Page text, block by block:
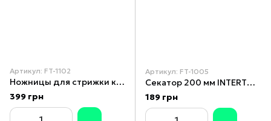
Артикул: FT-1102
Ножницы для стрижки кустарников 584 мм с волнистыми лезвиями INTERTOOL FT-1102
399 грн
Артикул: FT-1005
Секатор 200 мм INTERTOOL FT-1005
189 грн